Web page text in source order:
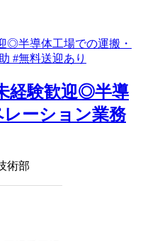
経験歓迎◎半導
ーション業務
術部